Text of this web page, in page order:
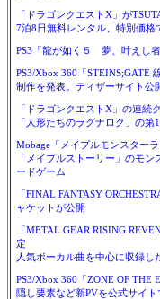
「ドラゴンクエストX」が
7泊8日無料レンタル、特別価格
PS3「龍が如く５ 夢、叶えし
PS3/Xbox 360「STEINS;GATE
制作を発表。ティザーサイト公
「ドラゴンクエストX」の連続
「人形たちのラグナロク」の第
Mobage「メイプルモンスター
「メイプルストーリー」のモ
ードゲーム
「FINAL FANTASY
ャケットが公開
「METAL GEAR RISING
定
人気ボーカル曲を中心に収録し
PS3/Xbox 360「ZONE OF THE
隠し要素など新PVを公式サイト